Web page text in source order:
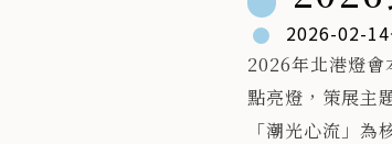
​📍 第六站：【西
地點：西螺福興
​團隊：創造焦點
2026-02-
2026年北港燈會
點亮燈，策展
「潮光心流」